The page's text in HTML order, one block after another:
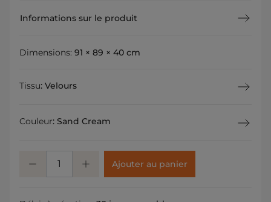
Informations sur le produit
Dimensions: 91 × 89 × 40 cm
Tissu: Velours
Couleur: Sand Cream
Ajouter au panier